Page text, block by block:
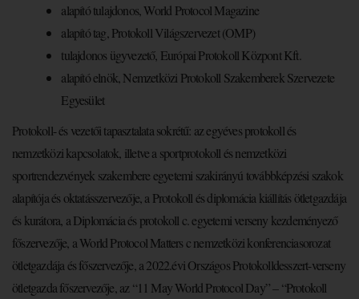
alapító tulajdonos, World Protocol Magazine
alapító tag, Protokoll Világszervezet (OMP)
tulajdonos ügyvezető, Európai Protokoll Központ Kft.
alapító elnök, Nemzetközi Protokoll Szakemberek Szervezete
Egyesület
Protokoll- és vezetői tapasztalata sokrétű: az egyéves protokoll és
nemzetközi kapcsolatok, illetve a sportprotokoll és nemzetközi
sportrendezvények szakembere egyetemi szakirányú továbbképzési szakok
alapítója és oktatásszervezője, a Protokoll és diplomácia kiállítás ötletgazdája
és kurátora, a Diplomácia és protokoll c. egyetemi verseny kezdeményező
főszervezője, a World Protocol Matters c nemzetközi konferenciasorozat
ötletgazdája és főszervezője, a 2022.évi Országos Protokolldesszert-verseny
ötletgazda főszervezője, az “11 May World Protocol Day” – “Protokoll